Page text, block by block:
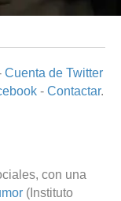
Cuenta de Twitter
- Contactar.
con una
(Instituto